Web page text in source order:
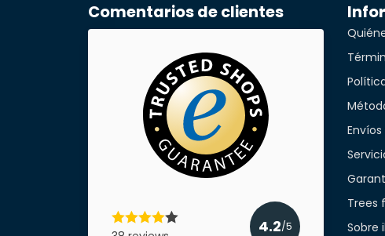
correo electrónico*
Número de teléfono*
Nombre de la empresa
Comentarios de clientes
4.2/5
Trees
Sobre